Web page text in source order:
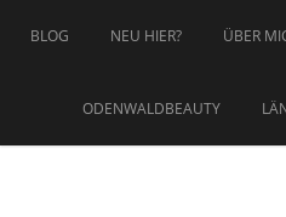
BLOG
NEU HIER? ÜBER
ODENWALDBEAUTY